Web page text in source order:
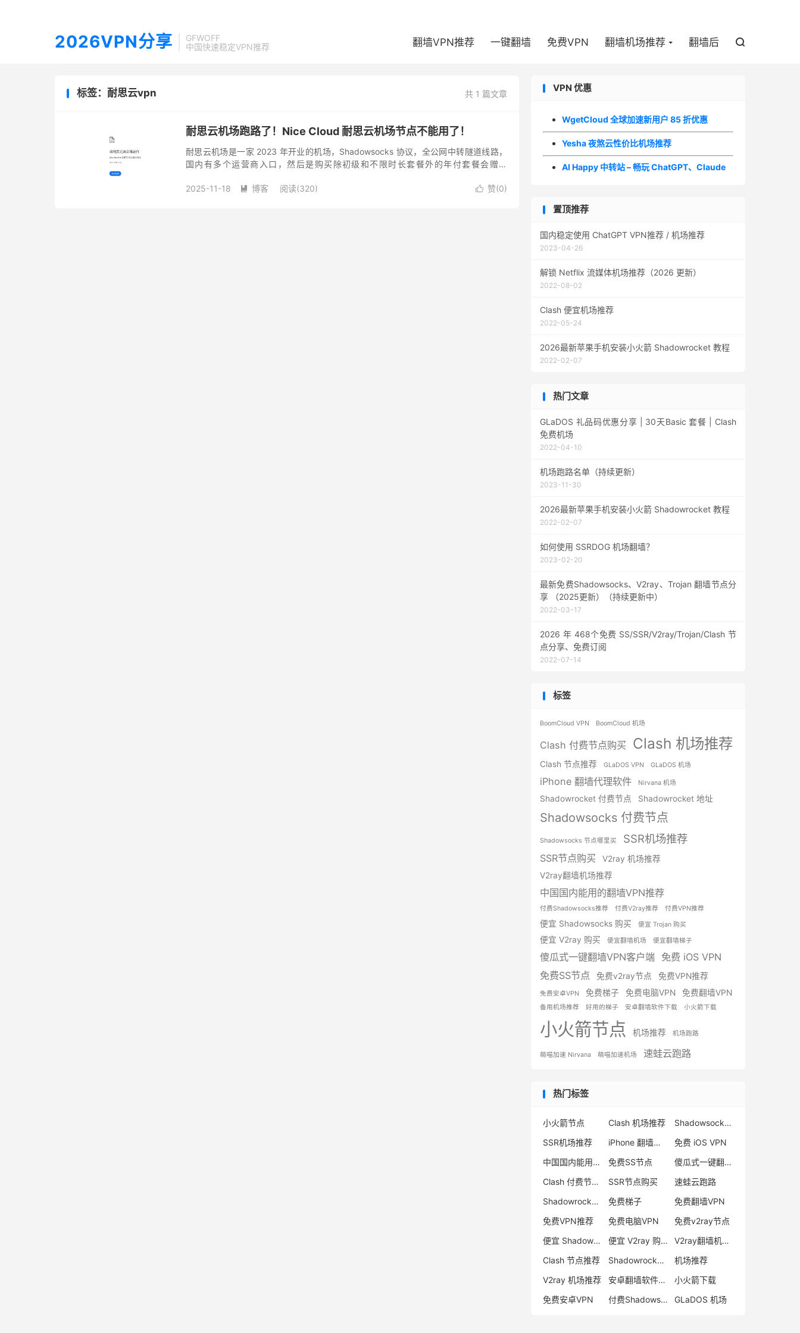
2026VPN分享
GFWOFF
中国快速稳定VPN推荐
翻墙VPN推荐 一键翻墙 免费VPN 翻墙机场推荐 翻墙后 
共 1 篇文章
标签：耐思云vpn
耐思云机场跑路了！Nice Cloud 耐思云机场节点不能用了！
耐思云机场是一家 2023 年开业的机场，Shadowsocks 协议，全公网中转隧道线路，
国内有多个运营商入口，然后是购买除初级和不限时长套餐外的年付套餐会赠送
 赞(0)
2025-11-18  博客 阅读(320)
VPN 优惠
WgetCloud 全球加速新用户 85 折优惠
Yesha 夜煞云性价比机场推荐
AI Happy 中转站 – 畅玩 ChatGPT、Claude
置顶推荐
国内稳定使用 ChatGPT VPN推荐 / 机场推荐
2023-04-26
解锁 Netflix 流媒体机场推荐（2026 更新）
2022-08-02
Clash 便宜机场推荐
2022-05-24
2026最新苹果手机安装小火箭 Shadowrocket 教程
2022-02-07
热门文章
GLaDOS 礼品码优惠分享 | 30天Basic 套餐 | Clash
免费机场
2022-04-10
机场跑路名单（持续更新）
2023-11-30
2026最新苹果手机安装小火箭 Shadowrocket 教程
2022-02-07
如何使用 SSRDOG 机场翻墙？
2023-02-20
最新免费Shadowsocks、V2ray、Trojan 翻墙节点分
享 （2025更新）（持续更新中）
2022-03-17
2026 年 468个免费 SS/SSR/V2ray/Trojan/Clash 节
点分享、免费订阅
2022-07-14
标签
BoomCloud VPN BoomCloud 机场
Clash 付费节点购买 Clash 机场推荐
Clash 节点推荐 GLaDOS VPN GLaDOS 机场
iPhone 翻墙代理软件 Nirvana 机场
Shadowrocket 付费节点 Shadowrocket 地址
Shadowsocks 付费节点
Shadowsocks 节点哪里买 SSR机场推荐
SSR节点购买
V2ray 机场推荐
V2ray翻墙机场推荐
中国国内能用的翻墙VPN推荐
付费Shadowsocks推荐 付费V2ray推荐 付费VPN推荐
便宜 Shadowsocks 购买 便宜 Trojan 购买
便宜 V2ray 购买 便宜翻墙机场 便宜翻墙梯子
傻瓜式一键翻墙VPN客户端 免费 iOS VPN
免费SS节点
免费v2ray节点 免费VPN推荐
免费安卓VPN 免费梯子 免费电脑VPN 免费翻墙VPN
备用机场推荐 好用的梯子 安卓翻墙软件下载 小火箭下载
小火箭节点 机场推荐 机场跑路
萌喵加速 Nirvana 萌喵加速机场 速蛙云跑路
热门标签
小火箭节点 Clash 机场推荐
Shadowsocks 付费节点
SSR机场推荐
iPhone 翻墙代理软件
免费 iOS VPN
中国国内能用的翻墙VPN推荐
免费SS节点
傻瓜式一键翻墙VPN客户端
Clash 付费节点购买
SSR节点购买
速蛙云跑路
Shadowrocket 地址
免费梯子
免费翻墙VPN
免费VPN推荐
免费电脑VPN
免费v2ray节点
便宜 Shadowsocks 购买
便宜 V2ray 购买
V2ray翻墙机场推荐
Clash 节点推荐
Shadowrocket 付费节点
机场推荐
V2ray 机场推荐
安卓翻墙软件下载
小火箭下载
免费安卓VPN
付费Shadowsocks推荐 GLaDOS 机场